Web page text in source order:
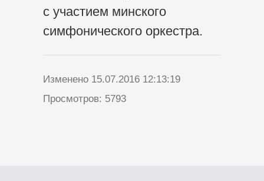
с участием минского
симфонического оркестра.
Изменено 15.07.2016 12:13:19
Просмотров: 5793